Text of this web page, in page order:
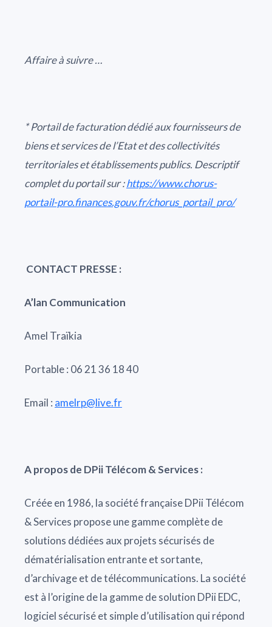
Affaire à suivre …
* Portail de facturation dédié auxfournisseurs de
biens et services de l’Etat et des collectivités
territoriales et établissements publics. Descriptif
complet du portail sur :https://www.chorus-
portail-pro.finances.gouv.fr/chorus_portail_pro/
CONTACT PRESSE :
A’lan Communication
Amel Traïkia
Portable : 06 21 36 18 40
Email : amelrp@live.fr
A propos de DPii Télécom & Services :
Créée en 1986, la société française DPii Télécom
& Services propose une gamme complète de
solutions dédiées aux projets sécurisés de
dématérialisation entrante et sortante,
d’archivage et de télécommunications. La société
est à l’origine de la gamme de solution DPii EDC,
logiciel sécurisé et simple d’utilisation qui répond